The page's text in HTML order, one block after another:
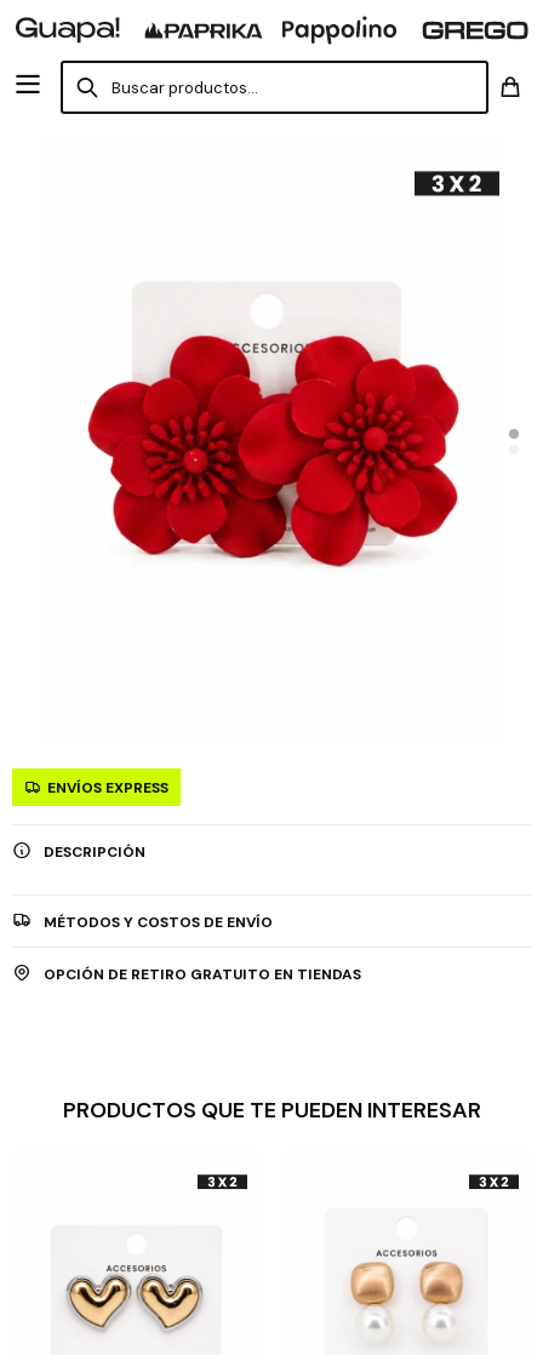
ENVÍOS EXPRESS
DESCRIPCIÓN
MÉTODOS Y COSTOS DE ENVÍO
OPCIÓN DE RETIRO GRATUITO EN TIENDAS
PRODUCTOS QUE TE PUEDEN INTERESAR